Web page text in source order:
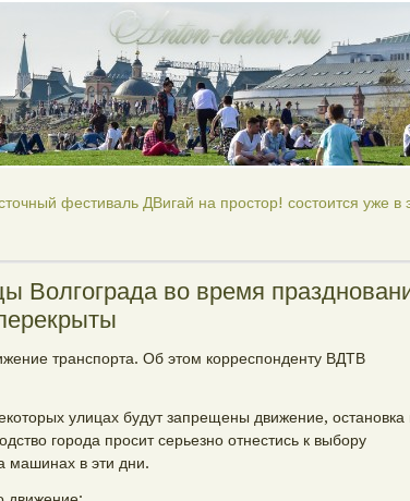
фестиваль ДВигай на простор! состоится уже в
Волгограда во время
транспорта. Об этом корреспонденту ВДТВ
улицах будут запрещены движение, остановка
города просит серьезно отнестись к выбору
машинах в эти дни.